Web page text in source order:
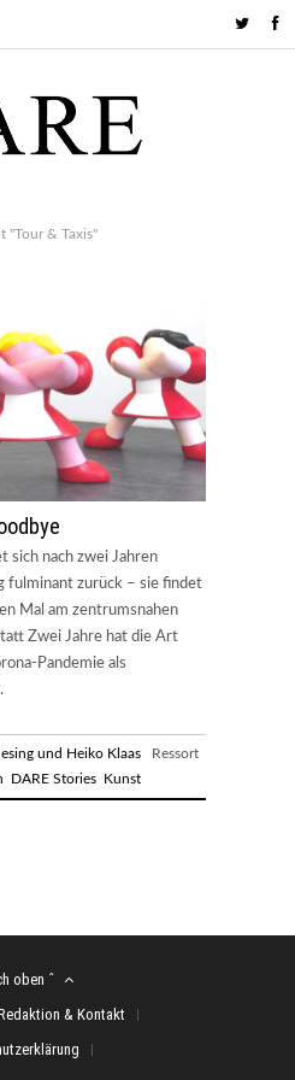
"Tour & Taxis"
sich nach zwei Jahren
fulminant zurück – sie findet
Mal am zentrumsnahen
Zwei Jahre hat die Art
Pandemie als
und Heiko Klaas Ressort
DARE Stories Kunst
oben ˆ
& Kontakt